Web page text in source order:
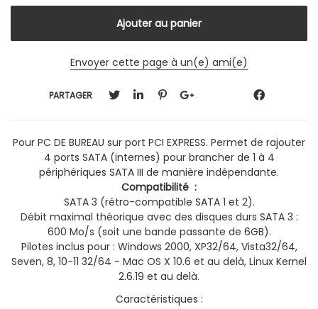
Envoyer cette page à un(e) ami(e)
PARTAGER
Pour PC DE BUREAU sur port PCI EXPRESS. Permet de rajouter
4 ports SATA (internes) pour brancher de 1 à 4
périphériques SATA III de manière indépendante.
Compatibilité :
SATA 3 (rétro-compatible SATA 1 et 2).
Débit maximal théorique avec des disques durs SATA 3 :
600 Mo/s (soit une bande passante de 6GB).
Pilotes inclus pour : Windows 2000, XP32/64, Vista32/64,
Seven, 8, 10-11 32/64 - Mac OS X 10.6 et au delà, Linux Kernel
2.6.19 et au delà.
Caractéristiques :